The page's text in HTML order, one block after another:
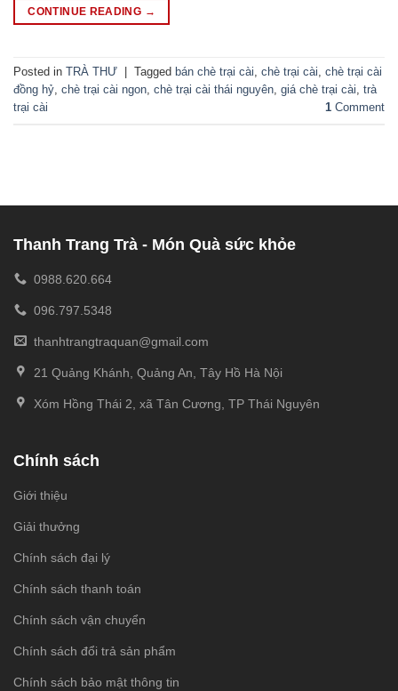
CONTINUE READING →
Posted in TRÀ THƯ Tagged bán chè trại cài, chè trại cài, chè trại cài
đồng hỷ, chè trại cài ngon, chè trại cài thái nguyên, giá chè trại cài, trà
trại cài
1 Comment
Thanh Trang Trà - Món Quà sức khỏe
0988.620.664
096.797.5348
thanhtrangtraquan@gmail.com
21 Quảng Khánh, Quảng An, Tây Hồ Hà Nội
Xóm Hồng Thái 2, xã Tân Cương, TP Thái Nguyên
Chính sách
Giới thiệu
Giải thưởng
Chính sách đại lý
Chính sách thanh toán
Chính sách vận chuyển
Chính sách đổi trả sản phẩm
Chính sách bảo mật thông tin